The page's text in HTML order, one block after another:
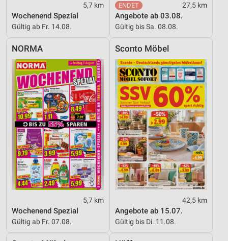
5,7 km
Wochenend Spezial
Gültig ab Fr. 14.08.
27,5 km
Angebote ab 03.08.
Gültig bis Sa. 08.08.
NORMA
5,7 km
Wochenend Spezial
Gültig ab Fr. 07.08.
Sconto Möbel
42,5 km
Angebote ab 15.07.
Gültig bis Di. 11.08.